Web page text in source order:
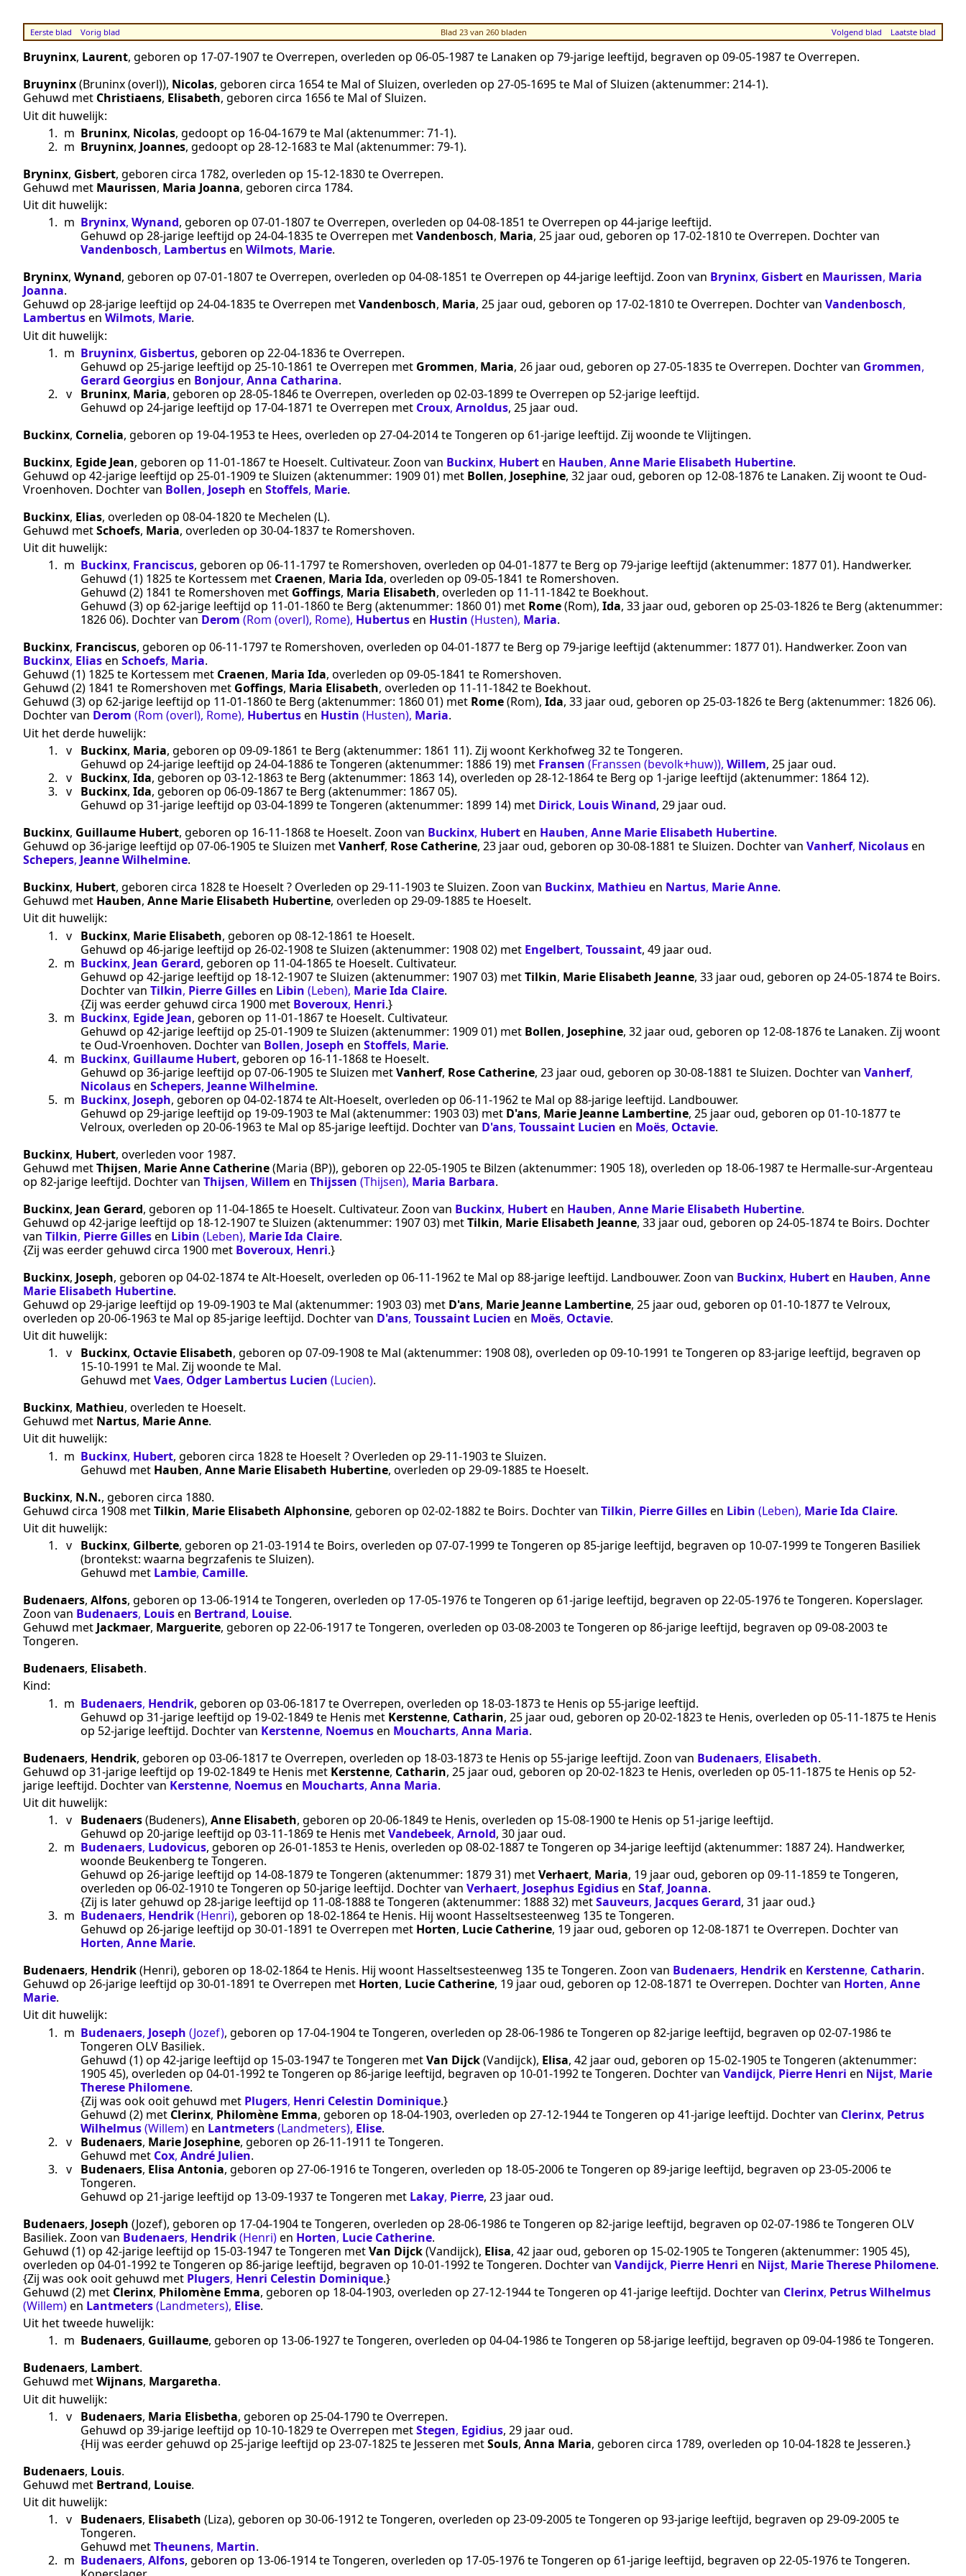
Eerste blad Vorig blad Blad 23 van 260 bladen Volgend blad Laatste blad
Bruyninx, Laurent, geboren op 17‑07‑1907te Overrepen, overleden op 06‑05‑1987te Lanaken op 79-jarige leeftijd, begraven op 09‑05‑1987te Overrepen.
Bruyninx(Bruninx (overl)), Nicolas, geboren circa 1654te Mal of Sluizen, overleden op 27‑05‑1695te Mal of Sluizen (aktenummer: 214-1).
Gehuwd met Christiaens, Elisabeth, geboren circa 1656te Mal of Sluizen.
Uit dit huwelijk:
1. m Bruninx, Nicolas, gedoopt op 16‑04‑1679te Mal (aktenummer: 71-1).
2. m Bruyninx, Joannes, gedoopt op 28‑12‑1683te Mal (aktenummer: 79-1).
Bryninx, Gisbert, geboren circa 1782, overleden op 15‑12‑1830te Overrepen.
Gehuwd met Maurissen, Maria Joanna, geboren circa 1784.
Uit dit huwelijk:
1. m Bryninx, Wynand, geboren op 07‑01‑1807te Overrepen, overleden op 04‑08‑1851 te Overrepen op 44-jarige leeftijd.
Gehuwd op 28-jarige leeftijd op 24‑04‑1835te Overrepen metVandenbosch, Maria, 25 jaar oud, geboren op 17‑02‑1810te Overrepen. Dochter van
Vandenbosch, Lambertusen Wilmots, Marie.
Bryninx, Wynand, geboren op 07‑01‑1807te Overrepen, overleden op 04‑08‑1851 te Overrepen op 44-jarige leeftijd. Zoon van Bryninx, Gisberten Maurissen, Maria
Joanna.
Gehuwd op 28-jarige leeftijd op 24‑04‑1835te Overrepen metVandenbosch, Maria, 25 jaar oud, geboren op 17‑02‑1810te Overrepen. Dochter van Vandenbosch,
Lambertusen Wilmots, Marie.
Uit dit huwelijk:
1. m Bruyninx, Gisbertus, geboren op 22‑04‑1836te Overrepen.
Gehuwd op 25-jarige leeftijd op 25‑10‑1861 te Overrepen met Grommen, Maria, 26 jaar oud, geboren op 27‑05‑1835te Overrepen. Dochter van Grommen,
Gerard Georgiusen Bonjour, Anna Catharina.
2. v Bruninx, Maria, geboren op 28‑05‑1846te Overrepen, overleden op 02‑03‑1899te Overrepen op 52-jarige leeftijd.
Gehuwd op 24-jarige leeftijd op 17‑04‑1871 te Overrepen met Croux, Arnoldus, 25 jaar oud.
Buckinx, Cornelia, geboren op 19‑04‑1953te Hees, overleden op 27‑04‑2014teTongeren op 61-jarige leeftijd. Zij woonde teVlijtingen.
Buckinx, Egide Jean, geboren op 11‑01‑1867te Hoeselt. Cultivateur. Zoon van Buckinx, Huberten Hauben, Anne Marie Elisabeth Hubertine.
Gehuwd op 42-jarige leeftijd op 25‑01‑1909teSluizen (aktenummer: 1909 01) met Bollen, Josephine, 32 jaar oud, geboren op 12‑08‑1876te Lanaken. Zij woont te Oud-
Vroenhoven. Dochter van Bollen, Joseph en Stoffels, Marie.
Buckinx, Elias, overleden op 08‑04‑1820te Mechelen (L).
Gehuwd metSchoefs, Maria, overleden op 30‑04‑1837te Romershoven.
Uit dit huwelijk:
1. m Buckinx, Franciscus, geboren op 06‑11‑1797te Romershoven, overleden op 04‑01‑1877te Berg op 79-jarige leeftijd (aktenummer: 1877 01). Handwerker.
Gehuwd (1) 1825te Kortessem met Craenen, Maria Ida, overleden op 09‑05‑1841 te Romershoven.
Gehuwd (2) 1841 te Romershoven met Goffings, Maria Elisabeth, overleden op 11‑11‑1842te Boekhout.
Gehuwd (3) op 62-jarige leeftijd op 11‑01‑1860te Berg (aktenummer: 1860 01) met Rome(Rom), Ida, 33 jaar oud, geboren op 25‑03‑1826te Berg (aktenummer:
1826 06). Dochter van Derom (Rom (overl), Rome), Hubertusen Hustin (Husten), Maria.
Buckinx, Franciscus, geboren op 06‑11‑1797te Romershoven, overleden op 04‑01‑1877te Berg op 79-jarige leeftijd (aktenummer: 1877 01). Handwerker. Zoon van
Buckinx, Eliasen Schoefs, Maria.
Gehuwd (1) 1825te Kortessem met Craenen, Maria Ida, overleden op 09‑05‑1841 te Romershoven.
Gehuwd (2) 1841 te Romershoven met Goffings, Maria Elisabeth, overleden op 11‑11‑1842te Boekhout.
Gehuwd (3) op 62-jarige leeftijd op 11‑01‑1860te Berg (aktenummer: 1860 01) met Rome(Rom), Ida, 33 jaar oud, geboren op 25‑03‑1826te Berg (aktenummer: 1826 06).
Dochter van Derom (Rom (overl), Rome), Hubertusen Hustin (Husten), Maria.
Uit het derde huwelijk:
1. v Buckinx, Maria, geboren op 09‑09‑1861 te Berg (aktenummer: 1861 11). Zij woont Kerkhofweg 32 teTongeren.
Gehuwd op 24-jarige leeftijd op 24‑04‑1886teTongeren (aktenummer: 1886 19) met Fransen (Franssen (bevolk+huw)), Willem, 25 jaar oud.
2. v Buckinx, Ida, geboren op 03‑12‑1863te Berg (aktenummer: 1863 14), overleden op 28‑12‑1864te Berg op 1-jarige leeftijd (aktenummer: 1864 12).
3. v Buckinx, Ida, geboren op 06‑09‑1867te Berg (aktenummer: 1867 05).
Gehuwd op 31-jarige leeftijd op 03‑04‑1899teTongeren (aktenummer: 1899 14) met Dirick, Louis Winand, 29 jaar oud.
Buckinx, Guillaume Hubert, geboren op 16‑11‑1868te Hoeselt. Zoon van Buckinx, Huberten Hauben, Anne Marie Elisabeth Hubertine.
Gehuwd op 36-jarige leeftijd op 07‑06‑1905teSluizen metVanherf, Rose Catherine, 23 jaar oud, geboren op 30‑08‑1881 teSluizen. Dochter van Vanherf, Nicolausen
Schepers, Jeanne Wilhelmine.
Buckinx, Hubert, geboren circa 1828te Hoeselt ? Overleden op 29‑11‑1903teSluizen. Zoon van Buckinx, Mathieu en Nartus, Marie Anne.
Gehuwd met Hauben, Anne Marie Elisabeth Hubertine, overleden op 29‑09‑1885te Hoeselt.
Uit dit huwelijk:
1. v Buckinx, Marie Elisabeth, geboren op 08‑12‑1861 te Hoeselt.
Gehuwd op 46-jarige leeftijd op 26‑02‑1908teSluizen (aktenummer: 1908 02) met Engelbert, Toussaint, 49 jaar oud.
2. m Buckinx, Jean Gerard, geboren op 11‑04‑1865te Hoeselt. Cultivateur.
Gehuwd op 42-jarige leeftijd op 18‑12‑1907teSluizen (aktenummer: 1907 03) metTilkin, Marie Elisabeth Jeanne, 33 jaar oud, geboren op 24‑05‑1874te Boirs.
Dochter van Tilkin, Pierre Gillesen Libin (Leben), Marie Ida Claire.
{Zij was eerder gehuwd circa 1900 met Boveroux, Henri.}
3. m Buckinx, Egide Jean, geboren op 11‑01‑1867te Hoeselt. Cultivateur.
Gehuwd op 42-jarige leeftijd op 25‑01‑1909teSluizen (aktenummer: 1909 01) met Bollen, Josephine, 32 jaar oud, geboren op 12‑08‑1876te Lanaken. Zij woont
te Oud-Vroenhoven. Dochter van Bollen, Joseph en Stoffels, Marie.
4. m Buckinx, Guillaume Hubert, geboren op 16‑11‑1868te Hoeselt.
Gehuwd op 36-jarige leeftijd op 07‑06‑1905teSluizen metVanherf, Rose Catherine, 23 jaar oud, geboren op 30‑08‑1881 teSluizen. Dochter van Vanherf,
Nicolausen Schepers, Jeanne Wilhelmine.
5. m Buckinx, Joseph, geboren op 04‑02‑1874teAlt-Hoeselt, overleden op 06‑11‑1962te Mal op 88-jarige leeftijd. Landbouwer.
Gehuwd op 29-jarige leeftijd op 19‑09‑1903te Mal (aktenummer: 1903 03) met D'ans, Marie Jeanne Lambertine, 25 jaar oud, geboren op 01‑10‑1877te
Velroux, overleden op 20‑06‑1963te Mal op 85-jarige leeftijd. Dochter van D'ans, Toussaint Lucien en Moës, Octavie.
Buckinx, Hubert, overleden voor 1987.
Gehuwd metThijsen, Marie Anne Catherine(Maria (BP)), geboren op 22‑05‑1905te Bilzen (aktenummer: 1905 18), overleden op 18‑06‑1987te Hermalle-sur-Argenteau
op 82-jarige leeftijd. Dochter van Thijsen, Willem en Thijssen (Thijsen), Maria Barbara.
Buckinx, Jean Gerard, geboren op 11‑04‑1865te Hoeselt. Cultivateur. Zoon van Buckinx, Huberten Hauben, Anne Marie Elisabeth Hubertine.
Gehuwd op 42-jarige leeftijd op 18‑12‑1907teSluizen (aktenummer: 1907 03) metTilkin, Marie Elisabeth Jeanne, 33 jaar oud, geboren op 24‑05‑1874te Boirs. Dochter
van Tilkin, Pierre Gillesen Libin (Leben), Marie Ida Claire.
{Zij was eerder gehuwd circa 1900 met Boveroux, Henri.}
Buckinx, Joseph, geboren op 04‑02‑1874teAlt-Hoeselt, overleden op 06‑11‑1962te Mal op 88-jarige leeftijd. Landbouwer. Zoon van Buckinx, Huberten Hauben, Anne
Marie Elisabeth Hubertine.
Gehuwd op 29-jarige leeftijd op 19‑09‑1903te Mal (aktenummer: 1903 03) met D'ans, Marie Jeanne Lambertine, 25 jaar oud, geboren op 01‑10‑1877teVelroux,
overleden op 20‑06‑1963te Mal op 85-jarige leeftijd. Dochter van D'ans, Toussaint Lucien en Moës, Octavie.
Uit dit huwelijk:
1. v Buckinx, Octavie Elisabeth, geboren op 07‑09‑1908te Mal (aktenummer: 1908 08), overleden op 09‑10‑1991 teTongeren op 83-jarige leeftijd, begraven op
15‑10‑1991 te Mal. Zij woonde te Mal.
Gehuwd metVaes, Odger Lambertus Lucien (Lucien).
Buckinx, Mathieu, overleden te Hoeselt.
Gehuwd met Nartus, Marie Anne.
Uit dit huwelijk:
1. m Buckinx, Hubert, geboren circa 1828te Hoeselt ? Overleden op 29‑11‑1903teSluizen.
Gehuwd met Hauben, Anne Marie Elisabeth Hubertine, overleden op 29‑09‑1885te Hoeselt.
Buckinx, N.N., geboren circa 1880.
Gehuwd circa 1908 metTilkin, Marie Elisabeth Alphonsine, geboren op 02‑02‑1882te Boirs. Dochter van Tilkin, Pierre Gillesen Libin (Leben), Marie Ida Claire.
Uit dit huwelijk:
1. v Buckinx, Gilberte, geboren op 21‑03‑1914te Boirs, overleden op 07‑07‑1999teTongeren op 85-jarige leeftijd, begraven op 10‑07‑1999teTongeren Basiliek
(brontekst: waarna begrzafenis te Sluizen).
Gehuwd met Lambie, Camille.
Budenaers, Alfons, geboren op 13‑06‑1914teTongeren, overleden op 17‑05‑1976teTongeren op 61-jarige leeftijd, begraven op 22‑05‑1976teTongeren. Koperslager.
Zoon van Budenaers, Louisen Bertrand, Louise.
Gehuwd met Jackmaer, Marguerite, geboren op 22‑06‑1917teTongeren, overleden op 03‑08‑2003teTongeren op 86-jarige leeftijd, begraven op 09‑08‑2003te
Tongeren.
Budenaers, Elisabeth.
Kind:
1. m Budenaers, Hendrik, geboren op 03‑06‑1817te Overrepen, overleden op 18‑03‑1873te Henis op 55-jarige leeftijd.
Gehuwd op 31-jarige leeftijd op 19‑02‑1849te Henis met Kerstenne, Catharin, 25 jaar oud, geboren op 20‑02‑1823te Henis, overleden op 05‑11‑1875te Henis
op 52-jarige leeftijd. Dochter van Kerstenne, Noemusen Moucharts, Anna Maria.
Budenaers, Hendrik, geboren op 03‑06‑1817te Overrepen, overleden op 18‑03‑1873te Henis op 55-jarige leeftijd. Zoon van Budenaers, Elisabeth.
Gehuwd op 31-jarige leeftijd op 19‑02‑1849te Henis met Kerstenne, Catharin, 25 jaar oud, geboren op 20‑02‑1823te Henis, overleden op 05‑11‑1875te Henis op 52-
jarige leeftijd. Dochter van Kerstenne, Noemusen Moucharts, Anna Maria.
Uit dit huwelijk:
1. v Budenaers(Budeners), Anne Elisabeth, geboren op 20‑06‑1849te Henis, overleden op 15‑08‑1900te Henis op 51-jarige leeftijd.
Gehuwd op 20-jarige leeftijd op 03‑11‑1869te Henis metVandebeek, Arnold, 30 jaar oud.
2. m Budenaers, Ludovicus, geboren op 26‑01‑1853te Henis, overleden op 08‑02‑1887teTongeren op 34-jarige leeftijd (aktenummer: 1887 24). Handwerker,
woonde Beukenberg teTongeren.
Gehuwd op 26-jarige leeftijd op 14‑08‑1879teTongeren (aktenummer: 1879 31) metVerhaert, Maria, 19 jaar oud, geboren op 09‑11‑1859teTongeren,
overleden op 06‑02‑1910teTongeren op 50-jarige leeftijd. Dochter van Verhaert, Josephus Egidiusen Staf, Joanna.
{Zij is later gehuwd op 28-jarige leeftijd op 11‑08‑1888teTongeren (aktenummer: 1888 32) metSauveurs, Jacques Gerard, 31 jaar oud.}
3. m Budenaers, Hendrik(Henri), geboren op 18‑02‑1864te Henis. Hij woont Hasseltsesteenweg 135 teTongeren.
Gehuwd op 26-jarige leeftijd op 30‑01‑1891 te Overrepen met Horten, Lucie Catherine, 19 jaar oud, geboren op 12‑08‑1871 te Overrepen. Dochter van
Horten, Anne Marie.
Budenaers, Hendrik(Henri), geboren op 18‑02‑1864te Henis. Hij woont Hasseltsesteenweg 135 teTongeren. Zoon van Budenaers, Hendriken Kerstenne, Catharin.
Gehuwd op 26-jarige leeftijd op 30‑01‑1891 te Overrepen met Horten, Lucie Catherine, 19 jaar oud, geboren op 12‑08‑1871 te Overrepen. Dochter van Horten, Anne
Marie.
Uit dit huwelijk:
1. m Budenaers, Joseph (Jozef), geboren op 17‑04‑1904teTongeren, overleden op 28‑06‑1986teTongeren op 82-jarige leeftijd, begraven op 02‑07‑1986te
Tongeren OLV Basiliek.
Gehuwd (1) op 42-jarige leeftijd op 15‑03‑1947teTongeren metVan Dijck(Vandijck), Elisa, 42 jaar oud, geboren op 15‑02‑1905teTongeren (aktenummer:
1905 45), overleden op 04‑01‑1992teTongeren op 86-jarige leeftijd, begraven op 10‑01‑1992teTongeren. Dochter van Vandijck, Pierre Henri en Nijst, Marie
Therese Philomene.
{Zij was ook ooit gehuwd met Plugers, Henri Celestin Dominique.}
Gehuwd (2) met Clerinx, Philomène Emma, geboren op 18‑04‑1903, overleden op 27‑12‑1944teTongeren op 41-jarige leeftijd. Dochter van Clerinx, Petrus
Wilhelmus(Willem)en Lantmeters(Landmeters), Elise.
2. v Budenaers, Marie Josephine, geboren op 26‑11‑1911 teTongeren.
Gehuwd met Cox, André Julien.
3. v Budenaers, Elisa Antonia, geboren op 27‑06‑1916teTongeren, overleden op 18‑05‑2006teTongeren op 89-jarige leeftijd, begraven op 23‑05‑2006te
Tongeren.
Gehuwd op 21-jarige leeftijd op 13‑09‑1937teTongeren met Lakay, Pierre, 23 jaar oud.
Budenaers, Joseph (Jozef), geboren op 17‑04‑1904teTongeren, overleden op 28‑06‑1986teTongeren op 82-jarige leeftijd, begraven op 02‑07‑1986teTongeren OLV
Basiliek. Zoon van Budenaers, Hendrik(Henri)en Horten, Lucie Catherine.
Gehuwd (1) op 42-jarige leeftijd op 15‑03‑1947teTongeren metVan Dijck(Vandijck), Elisa, 42 jaar oud, geboren op 15‑02‑1905teTongeren (aktenummer: 1905 45),
overleden op 04‑01‑1992teTongeren op 86-jarige leeftijd, begraven op 10‑01‑1992teTongeren. Dochter van Vandijck, Pierre Henri en Nijst, Marie Therese Philomene.
{Zij was ook ooit gehuwd met Plugers, Henri Celestin Dominique.}
Gehuwd (2) met Clerinx, Philomène Emma, geboren op 18‑04‑1903, overleden op 27‑12‑1944teTongeren op 41-jarige leeftijd. Dochter van Clerinx, Petrus Wilhelmus
(Willem)en Lantmeters(Landmeters), Elise.
Uit het tweede huwelijk:
1. m Budenaers, Guillaume, geboren op 13‑06‑1927teTongeren, overleden op 04‑04‑1986teTongeren op 58-jarige leeftijd, begraven op 09‑04‑1986teTongeren.
Budenaers, Lambert.
Gehuwd metWijnans, Margaretha.
Uit dit huwelijk:
1. v Budenaers, Maria Elisbetha, geboren op 25‑04‑1790te Overrepen.
Gehuwd op 39-jarige leeftijd op 10‑10‑1829te Overrepen metStegen, Egidius, 29 jaar oud.
{Hij was eerder gehuwd op 25-jarige leeftijd op 23‑07‑1825te Jesseren metSouls, Anna Maria, geboren circa 1789, overleden op 10‑04‑1828te Jesseren.}
Budenaers, Louis.
Gehuwd met Bertrand, Louise.
Uit dit huwelijk:
1. v Budenaers, Elisabeth (Liza), geboren op 30‑06‑1912teTongeren, overleden op 23‑09‑2005teTongeren op 93-jarige leeftijd, begraven op 29‑09‑2005te
Tongeren.
Gehuwd metTheunens, Martin.
2. m Budenaers, Alfons, geboren op 13‑06‑1914teTongeren, overleden op 17‑05‑1976teTongeren op 61-jarige leeftijd, begraven op 22‑05‑1976teTongeren.